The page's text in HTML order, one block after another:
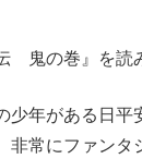
鬼の巻』を読
少年がある日平
非常にファンタ